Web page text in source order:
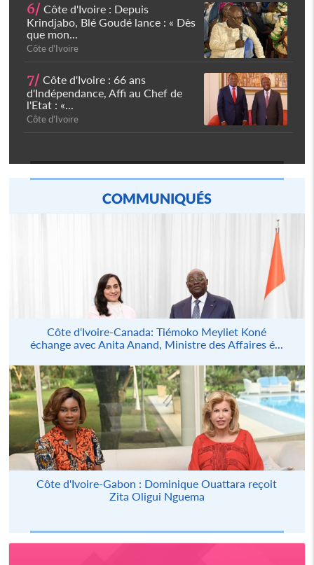
6/ Côte d'Ivoire : Depuis
Krindjabo, Blé Goudé lance : « Dès
que mon...
Côte d'Ivoire
7/ Côte d'Ivoire : 66 ans
d'Indépendance, Affi au Chef de
l'Etat : «...
Côte d'Ivoire
COMMUNIQUÉS
Côte d'Ivoire-Canada: Tiémoko Meyliet Koné
échange avec Anita Anand, Ministre des Affaires é...
Côte d'Ivoire-Gabon : Dominique Ouattara reçoit
Zita Oligui Nguema